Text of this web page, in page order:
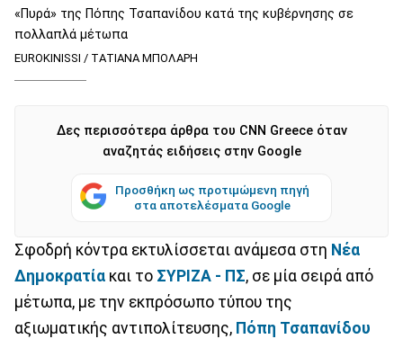
«Πυρά» της Πόπης Τσαπανίδου κατά της κυβέρνησης σε
πολλαπλά μέτωπα
EUROKINISSI / ΤΑΤΙΑΝΑ ΜΠΟΛΑΡΗ
Δες περισσότερα άρθρα του CNN Greece όταν
αναζητάς ειδήσεις στην Google
Προσθήκη ως προτιμώμενη πηγή
στα αποτελέσματα Google
Σφοδρή κόντρα εκτυλίσσεται ανάμεσα στη Νέα
Δημοκρατία και το ΣΥΡΙΖΑ - ΠΣ, σε μία σειρά από
μέτωπα, με την εκπρόσωπο τύπου της
αξιωματικής αντιπολίτευσης, Πόπη Τσαπανίδου